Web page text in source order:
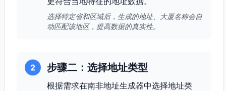
选择特定省和区域后，生成的地址、大厦名称会自
动匹配该地区，提高数据的真实性。
2 步骤二：选择地址类型
根据需求在南非地址生成器中选择地址类